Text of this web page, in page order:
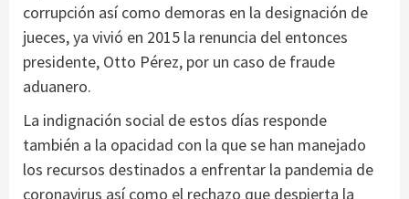
corrupción así como demoras en la designación de
jueces, ya vivió en 2015 la renuncia del entonces
presidente, Otto Pérez, por un caso de fraude
aduanero.
La indignación social de estos días responde
también a la opacidad con la que se han manejado
los recursos destinados a enfrentar la pandemia de
coronavirus así como el rechazo que despierta la